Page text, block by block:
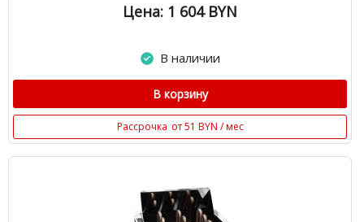
Цена: 1 604 BYN
В наличии
В корзину
Рассрочка от 51 BYN / мес